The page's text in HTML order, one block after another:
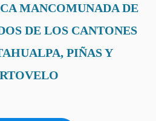
MANCOMUNADA DE
DE LOS CANTONES
PIÑAS Y